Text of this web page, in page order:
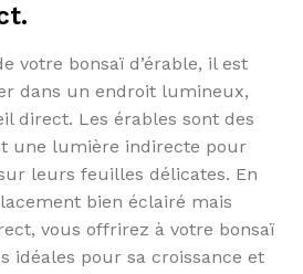
votre bonsaï d’érable, il est
dans un endroit lumineux,
direct. Les érables sont des
une lumière indirecte pour
leurs feuilles délicates. En
bien éclairé mais
vous offrirez à votre bonsaï
idéales pour sa croissance et